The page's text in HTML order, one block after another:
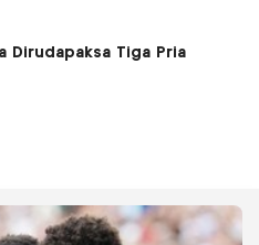
Dirudapaksa Tiga Pria